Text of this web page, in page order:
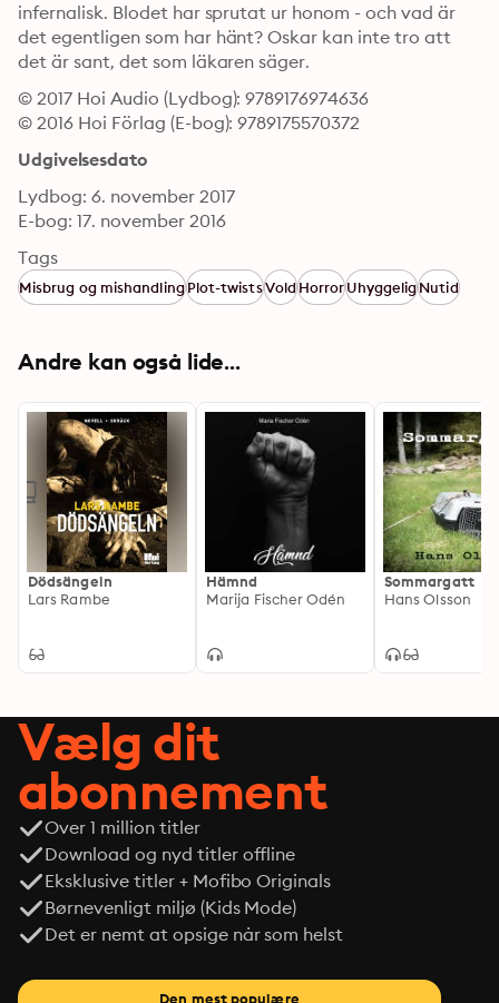
infernalisk. Blodet har sprutat ur honom - och vad är
det egentligen som har hänt? Oskar kan inte tro att
det är sant, det som läkaren säger.
© 2017 Hoi Audio (Lydbog): 9789176974636
© 2016 Hoi Förlag (E-bog): 9789175570372
Udgivelsesdato
Lydbog: 6. november 2017
E-bog: 17. november 2016
Tags
Misbrug og mishandlingPlot-twistsVoldHorrorUhyggeligNutid
Andre kan også lide...
Dödsängeln
Lars Rambe
Hämnd
Marija Fischer Odén
Sommargatt
Hans Olsson
Vælg dit
abonnement
Over 1 million titler
Download og nyd titler offline
Eksklusive titler + Mofibo Originals
Børnevenligt miljø (Kids Mode)
Det er nemt at opsige når som helst
Den mest populære